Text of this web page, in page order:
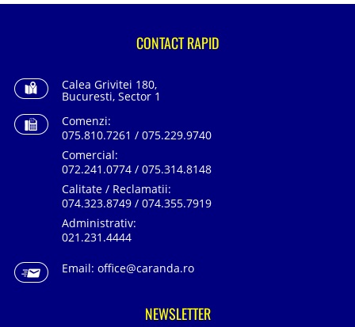
CONTACT RAPID
Calea Grivitei 180,
Bucuresti, Sector 1
Comenzi:
075.810.7261 / 075.229.9740
Comercial:
072.241.0774 / 075.314.8148
Calitate / Reclamatii:
074.323.8749 / 074.355.7919
Administrativ:
021.231.4444
Email: office@caranda.ro
NEWSLETTER